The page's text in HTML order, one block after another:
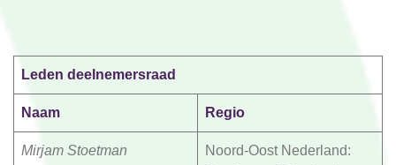
Leden deelnemersraad
Naam Regio
Mirjam Stoetman
Noord-Oost Nederland: